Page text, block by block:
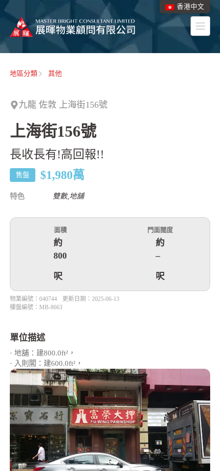
地區分類 其他
九龍 佐敦 上海街156號
上海街156號
長收長有!高回報!!
售盤 $1,980萬
特色 雙數,地舖
面積
約
800
呎
門面闊度
約
–
呎
物業編號：040744
樓盤編號：MB-8663
更新日期：2025-06-13
單位描述
· 地舖：建800.0ft²，
· 入則閣：建600.0ft²，
香港中文